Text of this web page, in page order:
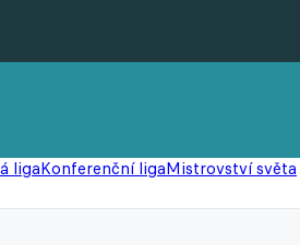
ligaKonferenční ligaMistrovství světa